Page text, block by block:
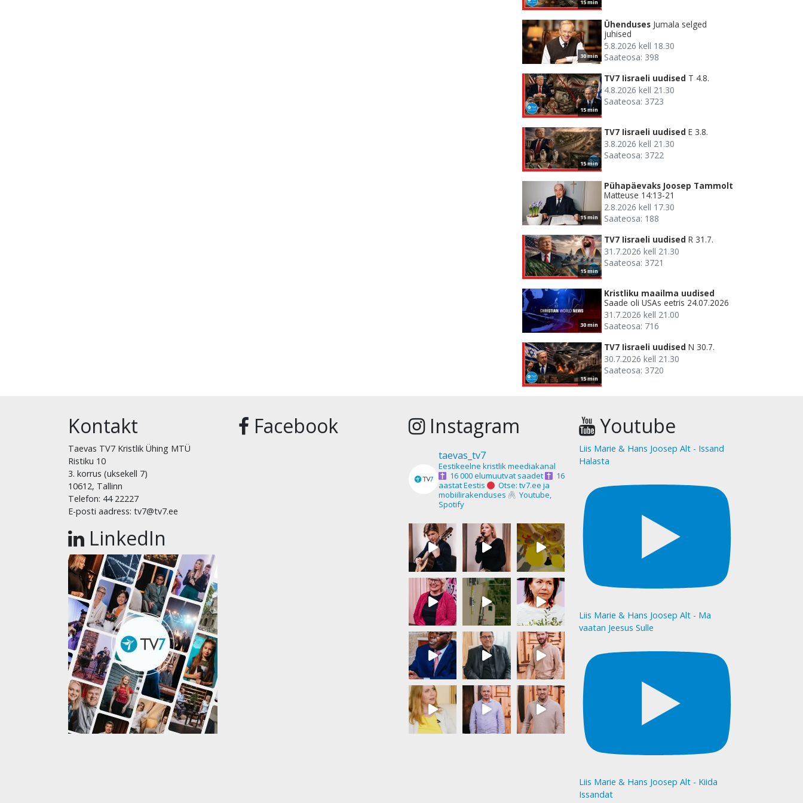
15 min
30 min
Ühenduses Jumala selged
juhised
5.8.2026 kell 18.30
Saateosa: 398
15 min
TV7 Iisraeli uudised T 4.8.
4.8.2026 kell 21.30
Saateosa: 3723
15 min
TV7 Iisraeli uudised E 3.8.
3.8.2026 kell 21.30
Saateosa: 3722
15 min
Pühapäevaks Joosep Tammolt
Matteuse 14:13-21
2.8.2026 kell 17.30
Saateosa: 188
15 min
TV7 Iisraeli uudised R 31.7.
31.7.2026 kell 21.30
Saateosa: 3721
30 min
Kristliku maailma uudised
Saade oli USAs eetris 24.07.2026
31.7.2026 kell 21.00
Saateosa: 716
15 min
TV7 Iisraeli uudised N 30.7.
30.7.2026 kell 21.30
Saateosa: 3720
Kontakt
Taevas TV7 Kristlik Ühing MTÜ
Ristiku 10
3. korrus (uksekell 7)
10612, Tallinn
Telefon: 44 22227
E-posti aadress: tv7@tv7.ee
LinkedIn
Facebook Instagram
taevas_tv7
Eestikeelne kristlik meediakanal
16 000 elumuutvat saadet
16
aastat Eestis
Otse: tv7.ee ja
mobiilirakenduses
Youtube,
Spotify
Youtube
Liis Marie & Hans Joosep Alt - Issand
Halasta
Liis Marie & Hans Joosep Alt - Ma
vaatan Jeesus Sulle
Liis Marie & Hans Joosep Alt - Kiida
Issandat